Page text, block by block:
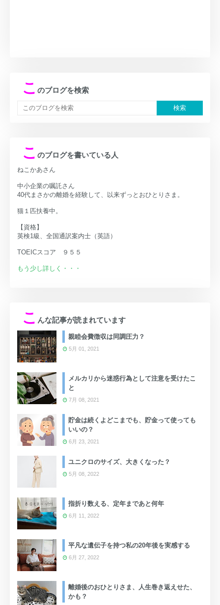
こ のブログを検索
こ のブログを書いている人
ねこかあさん
中小企業の嘱託さん
40代まさかの離婚を経験して、以来ずっとおひとりさま。
猫１匹扶養中。
【資格】
英検1級、全国通訳案内士（英語）
TOEICスコア ９５５
もう少し詳しく・・・
こ んな記事が読まれています
親睦会費徴収は同調圧力？
5月 01, 2021
メルカリから迷惑行為として注意を受けたこ
と
7月 08, 2021
貯金は続くよどこまでも、貯金って使っても
いいの？
6月 23, 2021
ユニクロのサイズ、大きくなった？
5月 08, 2022
指折り数える、定年まであと何年
6月 11, 2022
平凡な遺伝子を持つ私の20年後を実感する
6月 27, 2022
離婚後のおひとりさま、人生巻き返えせた、
かも？